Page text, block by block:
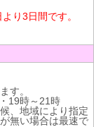
り3日間です。
す。
19時～21時
、地域により指定
無い場合は最速で